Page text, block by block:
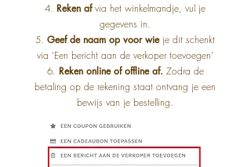
4. Reken af via het winkelmandje, vul je
gegevens in.
5. Geef de naam op voor wie je dit schenkt
via 'Een bericht aan de verkoper toevoegen'
6. Reken online of offline af. Zodra de
betaling op de rekening staat ontvang je een
bewijs van je bestelling.